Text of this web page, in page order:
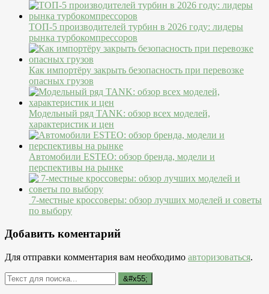
ТОП-5 производителей турбин в 2026 году: лидеры
рынка турбокомпрессоров
Как импортёру закрыть безопасность при перевозке
опасных грузов
Модельный ряд TANK: обзор всех моделей,
характеристик и цен
Автомобили ESTEO: обзор бренда, модели и
перспективы на рынке
7-местные кроссоверы: обзор лучших моделей и советы
по выбору
Добавить коментарий
Для отправки комментария вам необходимо авторизоваться.